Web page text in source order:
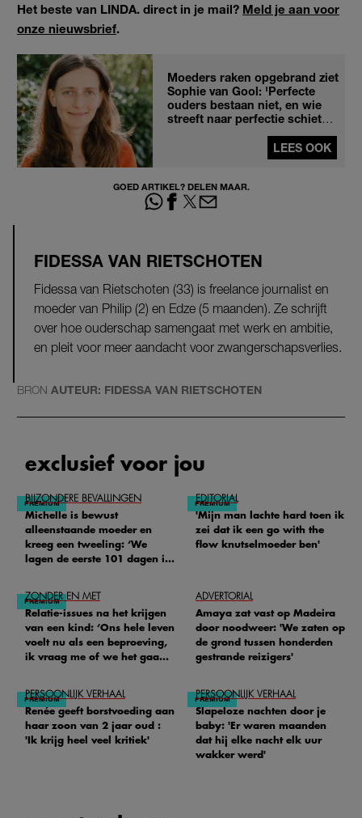
Het beste van LINDA. direct in je mail? Meld je aan voor
onze nieuwsbrief.
Moeders raken opgebrand ziet
Sophie van Gool: 'Perfecte
ouders bestaan niet, en wie
streeft naar perfectie schiet
LEES OOK
GOED ARTIKEL? DELEN MAAR.
FIDESSA VAN RIETSCHOTEN
Fidessa van Rietschoten (33) is freelance journalist en
moeder van Philip (2) en Edze (5 maanden). Ze schrijft
over hoe ouderschap samengaat met werk en ambitie,
en pleit voor meer aandacht voor zwangerschapsverlies.
BRON AUTEUR: FIDESSA VAN RIETSCHOTEN
exclusief voor jou
BIJZONDERE BEVALLINGEN
Michelle is bewust
alleenstaande moeder en
kreeg een tweeling: ‘We
lagen de eerste 101 dagen in
EDITORIAL
'Mijn man lachte hard toen ik
zei dat ik een go with the
flow knutselmoeder ben'
ZONDER EN MET
Relatie-issues na het krijgen
van een kind: ‘Ons hele leven
voelt nu als een beproeving,
ik vraag me of we het gaan
ADVERTORIAL
Amaya zat vast op Madeira
door noodweer: 'We zaten op
de grond tussen honderden
gestrande reizigers'
PERSOONLIJK VERHAAL
Renée geeft borstvoeding aan
haar zoon van 2 jaar oud :
'Ik krijg heel veel kritiek'
PERSOONLIJK VERHAAL
Slapeloze nachten door je
baby: 'Er waren maanden
dat hij elke nacht elk uur
wakker werd'